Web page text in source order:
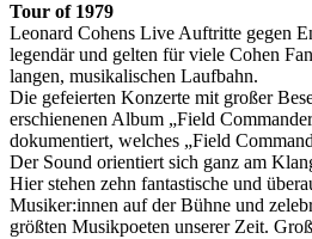
Tour of 1979
Leonard Cohens Live Auftritte gegen
legendär und gelten für viele Cohen
langen, musikalischen Laufbahn.
Die gefeierten Konzerte mit großer
erschienenen Album „Field
dokumentiert, welches „Field
Der Sound orientiert sich ganz am
Hier stehen zehn fantastische und
Musiker:innen auf der Bühne und
größten Musikpoeten unserer Zeit.